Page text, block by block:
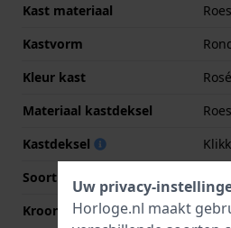
Kast materiaal
Kastvorm
Kleur kast
Materiaal kastdeksel
Kastdeksel
Soort glas
Kroon
Uw privacy-
Horloge.nl maakt